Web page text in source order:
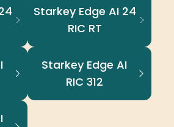
Starkey Edge AI 24
RIC RT
Starkey Edge AI
RIC 312